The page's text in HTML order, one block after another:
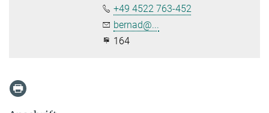
+49 4522 763-452
bernad@...
164